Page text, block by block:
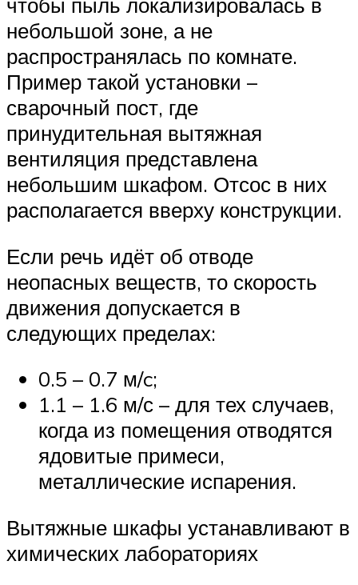
небольшой зоне, а не
распространялась по комнате.
Пример такой установки –
сварочный пост, где
принудительная вытяжная
вентиляция представлена
небольшим шкафом. Отсос в них
располагается вверху конструкции.
Если речь идёт об отводе
неопасных веществ, то скорость
движения допускается в
следующих пределах:
0.5 – 0.7 м/c;
1.1 – 1.6 м/с – для тех случаев,
когда из помещения отводятся
ядовитые примеси,
металлические испарения.
Вытяжные шкафы устанавливают в
химических лабораториях